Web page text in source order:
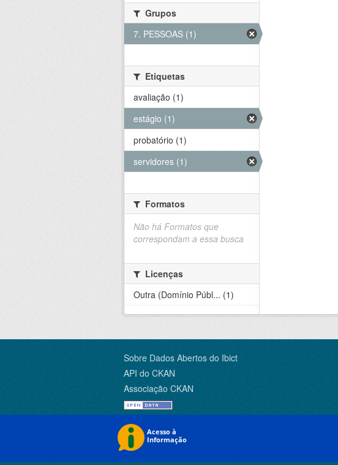
Grupos
7. PESSOAS (1)
Etiquetas
avaliação (1)
estágio (1)
probatório (1)
servidores (1)
Formatos
Não há Formatos que
correspondam a essa busca
Licenças
Outra (Domínio Públ... (1)
Sobre Dados Abertos do Ibict
API do CKAN
Associação CKAN